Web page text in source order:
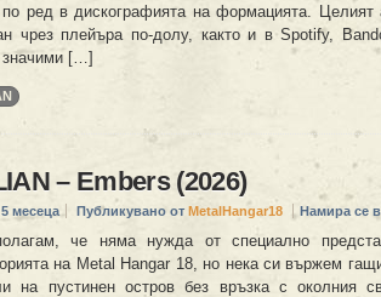
по ред в дискографията на формацията.
чрез плейъра по-долу, както и в Spotify,
значими […]
– Embers (2026)
месеца Публикувано от MetalHangar18 Намира се в
че няма нужда от специално
на Metal Hangar 18, но нека си вържем
на пустинен остров без връзка с околния